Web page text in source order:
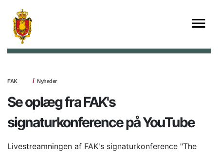
FAK Nyheder
Se oplæg fra FAK's
signaturkonference på YouTube
Livestreamningen af FAK's signaturkonference "The